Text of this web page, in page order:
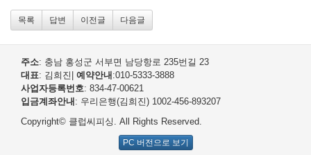
목록 답변 이전글 다음글
주소: 충남 홍성군 서부면 남당항로 235번길 23
대표: 김희진 예약안내 :010-5333-3888
사업자등록번호: 834-47-00621
입금계좌안내 : 우리은행(김희진) 1002-456-893207
Copyright© 클럽씨피싱. All Rights Reserved.
PC 버전으로 보기